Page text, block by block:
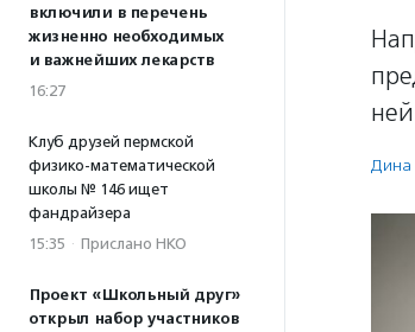
включили в перечень
жизненно необходимых
и важнейших лекарств
16:27
Клуб друзей пермской
физико-математической
школы № 146 ищет
фандрайзера
15:35 · Прислано НКО
Проект «Школьный друг»
открыл набор участников
Дина